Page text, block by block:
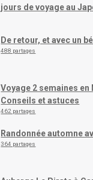
jours de voyage au
De retour, et avec un
488 partages
Voyage 2 semaines en
Conseils et astuces
462 partages
Randonnée automne
364 partages